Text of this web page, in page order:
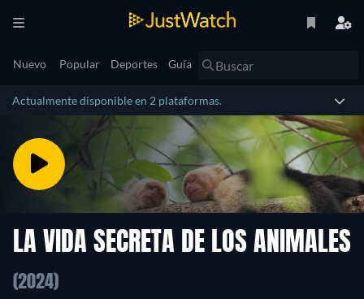
Nuevo Popular Deportes Guía
Actualmente disponible en 2 plataformas.
LA VIDA SECRETA DE LOS ANIMALES
(2024)